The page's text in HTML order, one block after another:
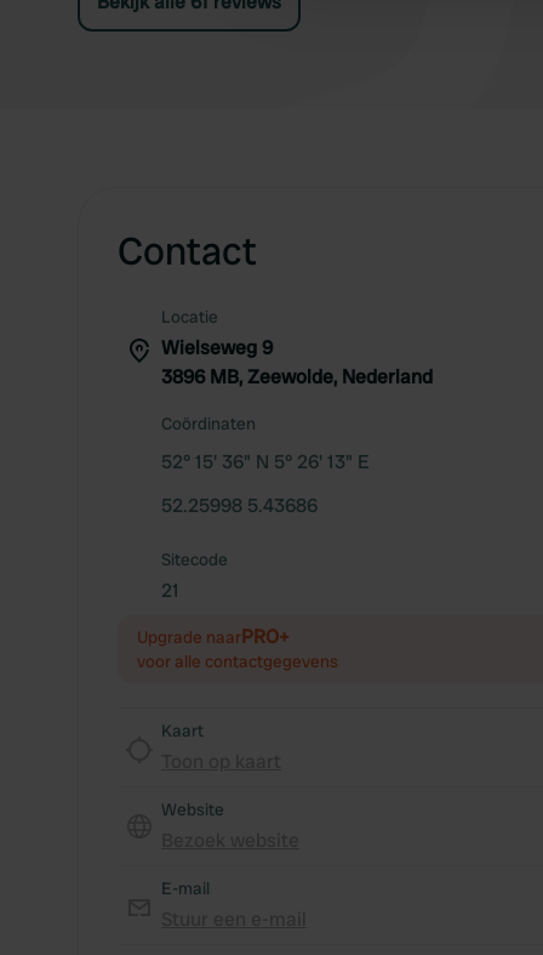
Contact
Locatie
Wielseweg 9
3896 MB, Zeewolde, Nederland
Coördinaten
52° 15' 36" N 5° 26' 13" E
52.25998 5.43686
Sitecode
21
Upgrade naarPRO+
voor alle contactgegevens
Kaart
Website
E-mail